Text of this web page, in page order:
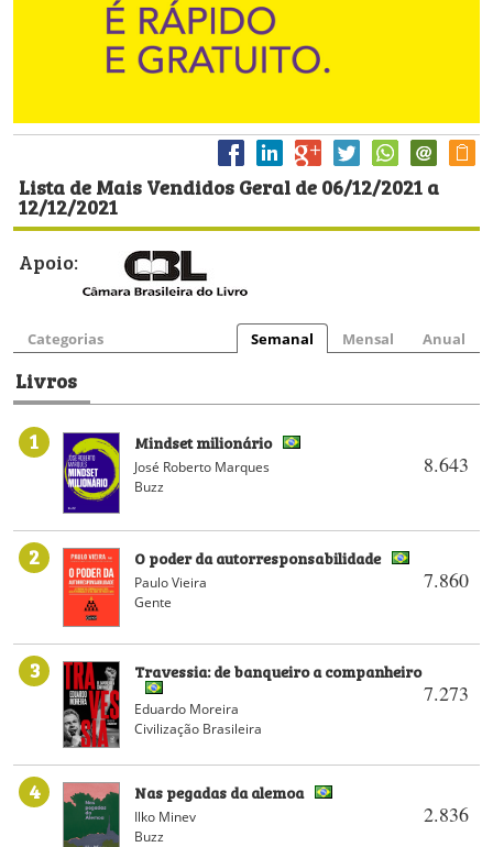
Lista de Mais Vendidos Geral de 06/12/2021 a
12/12/2021
Apoio:
Categorias Semanal Mensal Anual
Livros
1
8.643
Mindset milionário
José Roberto Marques
Buzz
2
7.860
O poder da autorresponsabilidade
Paulo Vieira
Gente
3
7.273
Travessia: de banqueiro a companheiro
Eduardo Moreira
Civilização Brasileira
4
2.836
Nas pegadas da alemoa
Ilko Minev
Buzz